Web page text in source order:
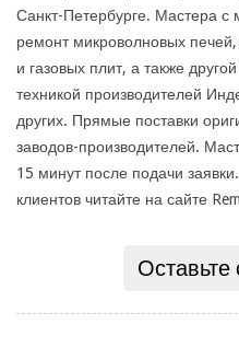
Санкт-Петербурге. Мастера с
ремонт микроволновых печей,
и газовых плит, а также
техникой производителей
других. Прямые поставки
заводов-производителей.
15 минут после подачи
клиентов читайте на сайте
Оставьте